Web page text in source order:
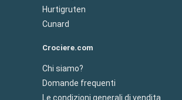
Hurtigruten
Cunard
Crociere.com
Chi siamo?
Domande frequenti
Le condizioni generali di vendita